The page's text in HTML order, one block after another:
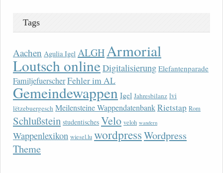
Tags
Aachen Agulia Igel ALGH Armorial
Loutsch onlineDigitalisierung Elefantenparade
FamiljefuerscherFehler im AL
Gemeindewappen Igel Jahresbilanz lvi
lëtzebuergesch Meilensteine WappendatenbankRietstap Rom
Schlußstein studentisches Velo veloh wandern
Wappenlexikon wiesel.lu wordpressWordpress
Theme